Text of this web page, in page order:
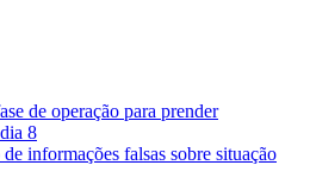
de operação para prender
8
informações falsas sobre situação